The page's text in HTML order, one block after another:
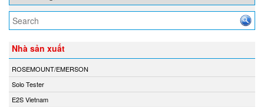
Nhà sản xuất
ROSEMOUNT/EMERSON
Solo Tester
E2S Vietnam